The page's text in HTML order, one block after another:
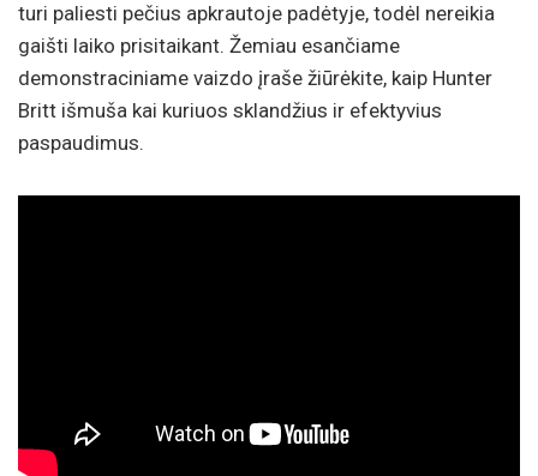
turi paliesti pečius apkrautoje padėtyje, todėl nereikia
gaišti laiko prisitaikant. Žemiau esančiame
demonstraciniame vaizdo įraše žiūrėkite, kaip Hunter
Britt išmuša kai kuriuos sklandžius ir efektyvius
paspaudimus.